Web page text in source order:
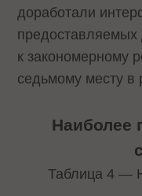
доработали
предоставляемых
к закономерному
седьмому месту в
Наиболее
Таблица 4 —